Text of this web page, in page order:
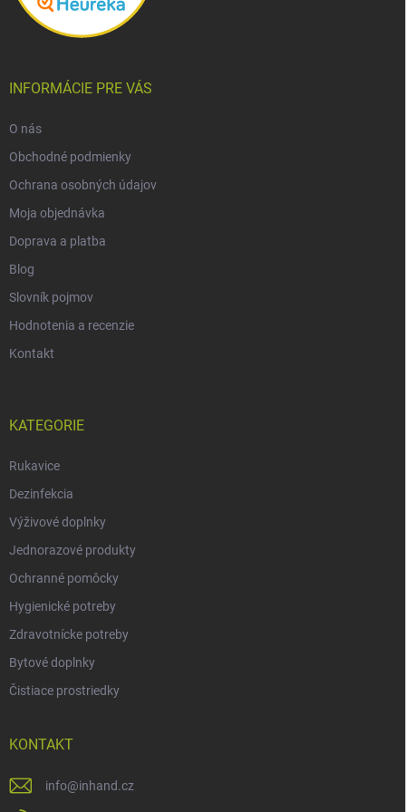
INFORMÁCIE PRE VÁS
O nás
Obchodné podmienky
Ochrana osobných údajov
Moja objednávka
Doprava a platba
Blog
Slovník pojmov
Hodnotenia a recenzie
Kontakt
KATEGORIE
Rukavice
Dezinfekcia
Výživové doplnky
Jednorazové produkty
Ochranné pomôcky
Hygienické potreby
Zdravotnícke potreby
Bytové doplnky
Čistiace prostriedky
KONTAKT
info@inhand.cz